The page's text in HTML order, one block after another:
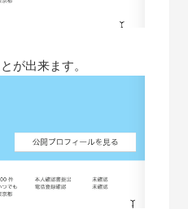
が出来ます。